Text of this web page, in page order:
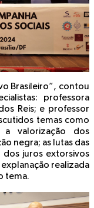
Brasileiro”, contou
professora
Reis; e professor
temas como
a valorização dos
negra; as lutas das
dos juros extorsivos
realizada
tema.